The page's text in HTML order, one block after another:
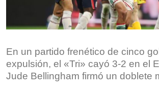
En un partido frenético de cinco
expulsión, el «Tri» cayó 3-2 en el
Jude Bellingham firmó un doblete